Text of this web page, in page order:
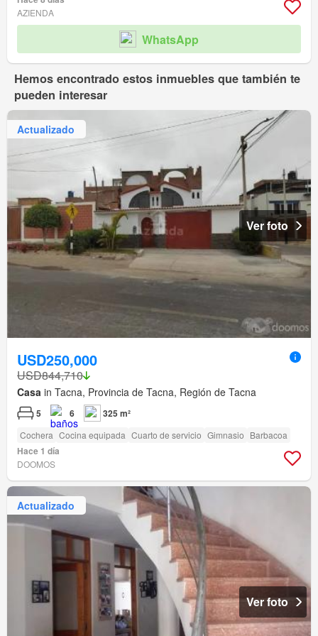
AZIENDA
WhatsApp
Hemos encontrado estos inmuebles que también te
pueden interesar
Actualizado
Ver foto
USD250,000
USD844,710
Casa in Tacna, Provincia de Tacna, Región de Tacna
5 6 325 m²
Cochera Cocina equipada Cuarto de servicio Gimnasio Barbacoa
Hace 1 día
DOOMOS
Actualizado
Ver foto